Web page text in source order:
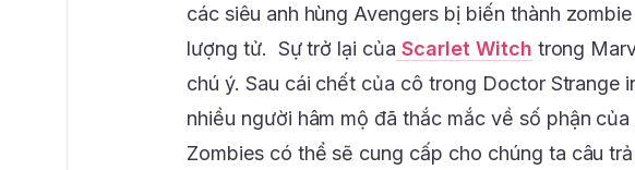
các siêu anh hùng Avengers bị biến thành
lượng tử. Sự trở lại của Scarlet Witch trong
chú ý. Sau cái chết của cô trong Doctor Strange
nhiều người hâm mộ đã thắc mắc về số phận
Zombies có thể sẽ cung cấp cho chúng ta câu